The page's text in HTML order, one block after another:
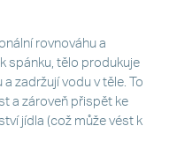
rovnováhu a
spánku, tělo produkuje
zadržují vodu v těle. To
a zároveň přispět ke
jídla (což může vést k